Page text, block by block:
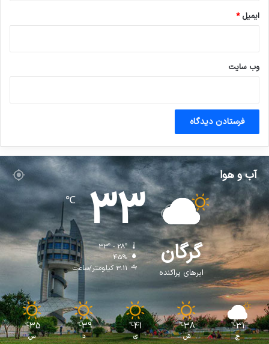
ایمیل*
وب‌ سایت
آب و هوا
گرگان
ابرهای پراکنده
33
℃
33º - 28º
45%
3.11 کیلومتر/ساعت
31
℃
ج
38
℃
ش
41
℃
ی
39
℃
د
35
℃
س